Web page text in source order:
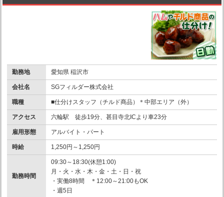
勤務地 愛知県 稲沢市
会社名 SGフィルダー株式会社
職種 ■仕分けスタッフ（チルド商品）＊中部エリア（外）
アクセス 六輪駅 徒歩19分、甚目寺北ICより車23分
雇用形態 アルバイト・パート
時給 1,250円～1,250円
勤務時間
09:30～18:30(休憩1:00)
月・火・水・木・金・土・日・祝
・実働8時間 ＊12:00～21:00もOK
・週5日